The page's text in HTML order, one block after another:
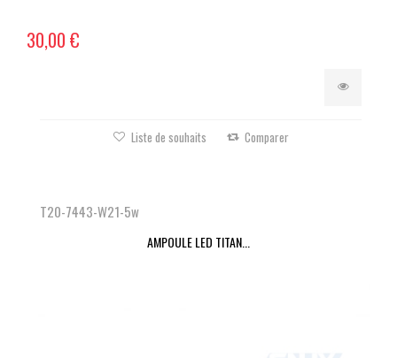
30,00 €
Liste de souhaits Comparer
T20-7443-W21-5w
AMPOULE LED TITAN...